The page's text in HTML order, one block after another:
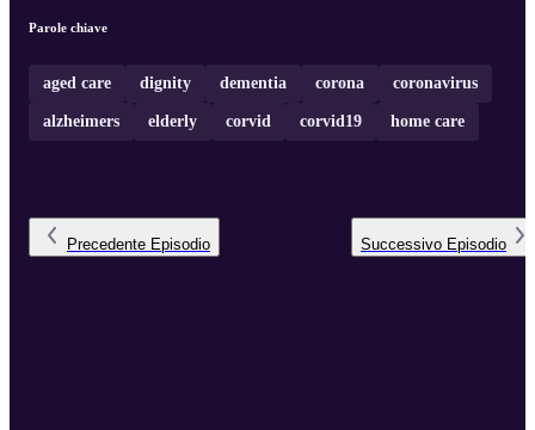
Parole chiave
aged care dignity dementia corona coronavirus
alzheimers elderly corvid corvid19 home care
Precedente Episodio Successivo Episodio